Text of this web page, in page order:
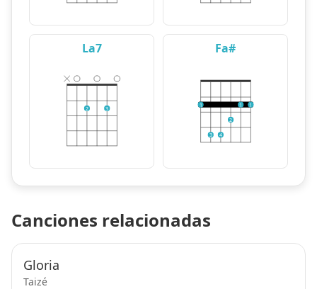
La7
2 3
Fa#
1
3 4
2
1 1
Canciones relacionadas
Gloria
Taizé